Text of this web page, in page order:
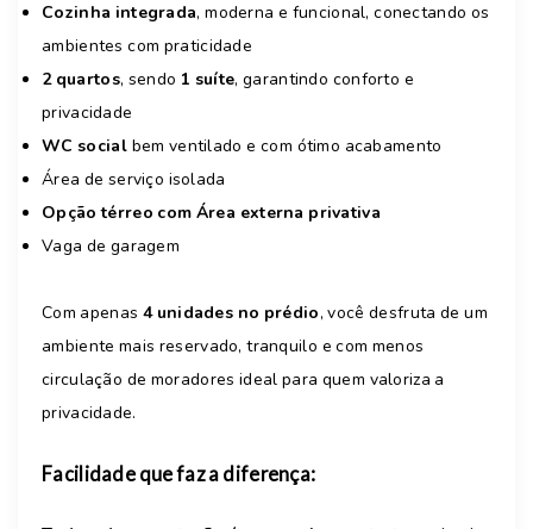
Cozinha integrada, moderna e funcional, conectando os
ambientes com praticidade
2 quartos, sendo 1 suíte, garantindo conforto e
privacidade
WC socialbem ventilado e com ótimo acabamento
Área de serviço isolada
Opção térreo com Área externa privativa
Vaga de garagem
Com apenas 4 unidades no prédio, você desfruta de um
ambiente mais reservado, tranquilo e com menos
circulação de moradores ideal para quem valoriza a
privacidade.
Facilidade que faz a diferença: